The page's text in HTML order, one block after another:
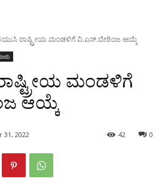
ರಾಷ್ಟ್ರೀಯ ಮಂಡಳಿಗೆ ವಿ.ಎಸ್.ಬೇರಿಂಜ ಆಯ್ಕೆ
ಮಂಡಳಿಗೆ
ಆಯ್ಕೆ
31, 2022 0
42